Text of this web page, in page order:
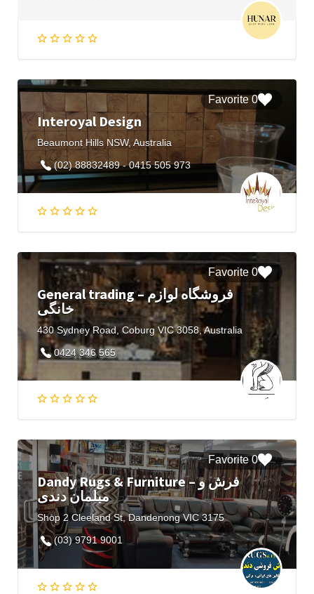
0 Favorite
Interoyal Design
Beaumont Hills NSW, Australia
(02) 88832489 - 0415 505 973
0 Favorite
General trading – فروشگاه لوازم
خانگی
430 Sydney Road, Coburg VIC 3058, Australia
0424 346 565
0 Favorite
Dandy Rugs & Furniture – فرش و
مبلمان دندی
Shop 2 Cleeland St, Dandenong VIC 3175
(03) 9791 9001